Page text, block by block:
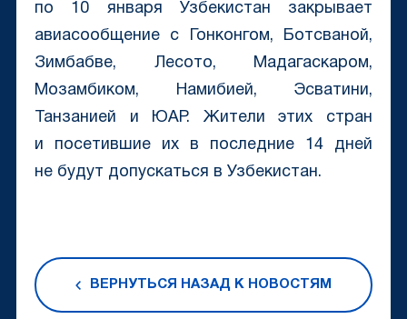
по 10 января Узбекистан закрывает
авиасообщение с Гонконгом, Ботсваной,
Зимбабве, Лесото, Мадагаскаром,
Мозамбиком, Намибией, Эсватини,
Танзанией и ЮАР. Жители этих стран
и посетившие их в последние 14 дней
не будут допускаться в Узбекистан.
ВЕРНУТЬСЯ НАЗАД К НОВОСТЯМ